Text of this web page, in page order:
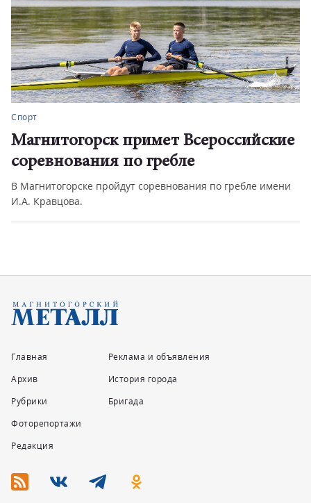
Спорт
«Тяжело в учении – легко в походе»
Легендарная фраза Александра Суворова стала
напутствием для хоккеистов «...
Главная
Архив
Рубрики
Фоторепортажи
Редакция
Реклама и объявления
История города
Бригада